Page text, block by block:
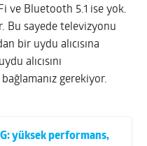
ve Bluetooth 5.1 ise yok.
Bu sayede televizyonu
bir uydu alıcısına
alıcısını
gerekiyor.
yüksek performans,